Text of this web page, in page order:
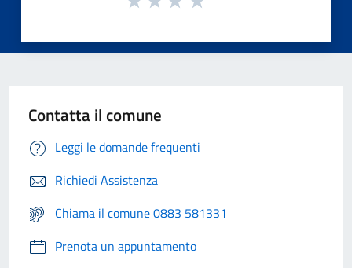
Contatta il comune
Leggi le domande frequenti
Richiedi Assistenza
Chiama il comune 0883 581331
Prenota un appuntamento